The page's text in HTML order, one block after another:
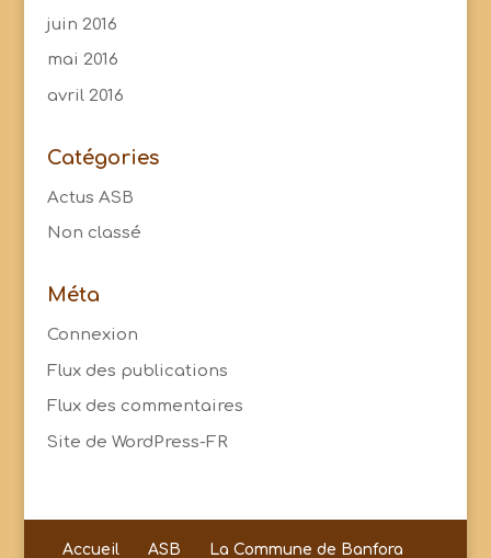
juin 2016
mai 2016
avril 2016
Catégories
Actus ASB
Non classé
Méta
Connexion
Flux des publications
Flux des commentaires
Site de WordPress-FR
Accueil ASB La Commune de Banfora